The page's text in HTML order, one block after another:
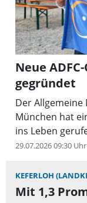
Neue
gegründet
Der Allgemeine
München hat
ins Leben
29.07.2026 09:30 Uhr
KEFERLOH
Mit 1,3